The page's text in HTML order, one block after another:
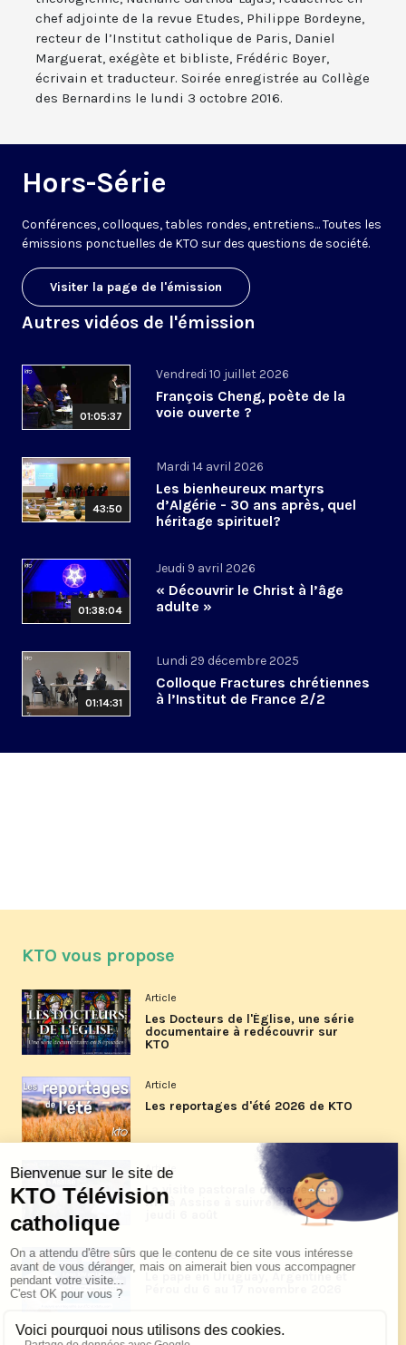
chef adjointe de la revue Etudes, Philippe Bordeyne,
recteur de l’Institut catholique de Paris, Daniel
Marguerat, exégète et bibliste, Frédéric Boyer,
écrivain et traducteur. Soirée enregistrée au Collège
des Bernardins le lundi 3 octobre 2016.
Hors-Série
Conférences, colloques, tables rondes, entretiens... Toutes les
émissions ponctuelles de KTO sur des questions de société.
Visiter la page de l'émission
Autres vidéos de l'émission
01:05:37
Vendredi 10 juillet 2026
François Cheng, poète de la
voie ouverte ?
43:50
Mardi 14 avril 2026
Les bienheureux martyrs
d’Algérie - 30 ans après, quel
héritage spirituel?
01:38:04
Jeudi 9 avril 2026
« Découvrir le Christ à l’âge
adulte »
01:14:31
Lundi 29 décembre 2025
Colloque Fractures chrétiennes
à l’Institut de France 2/2
KTO vous propose
Article
Les Docteurs de l'Église, une série
documentaire à redécouvrir sur
KTO
Article
Les reportages d'été 2026 de KTO
Article
La visite pastorale du pape Léon
XIV à Assise à suivre sur KTO le
Article
Le pape en Uruguay, Argentine et